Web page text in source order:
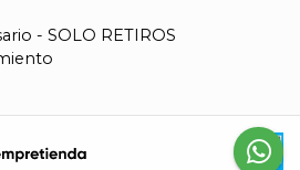
- SOLO RETIROS